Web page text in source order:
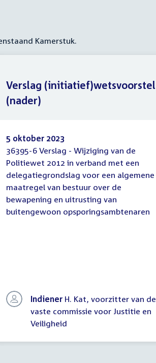
Kamerstuk.
Verslag
(initiatief)wetsvoorstel
(nader)
5 oktober 2023
36395-6 Verslag - Wijziging van de
Politiewet 2012 in verband met een
delegatiegrondslag voor een algemene
maatregel van bestuur over de
bewapening en uitrusting van
buitengewoon opsporingsambtenaren
Indiener H. Kat, voorzitter van de
vaste commissie voor Justitie en
Veiligheid
Verslag (initiatief)wetsvoorstel
(nader)